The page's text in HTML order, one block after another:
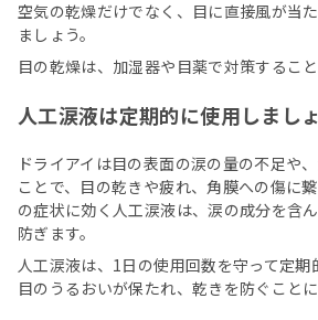
空気の乾燥だけでなく、目に直接風が当
ましょう。
目の乾燥は、加湿器や目薬で対策すること
人工涙液は定期的に使用しまし
ドライアイは目の表面の涙の量の不足や
ことで、目の乾きや疲れ、角膜への傷に
の症状に効く人工涙液は、涙の成分を含
防ぎます。
人工涙液は、1日の使用回数を守って定期
目のうるおいが保たれ、乾きを防ぐことに